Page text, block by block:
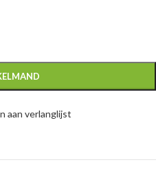
aan verlanglijst